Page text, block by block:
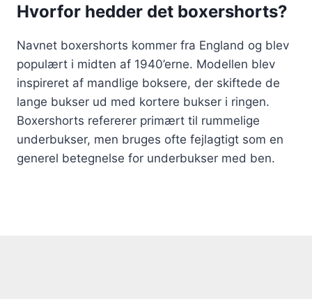
Hvorfor hedder det boxershorts?
Navnet boxershorts kommer fra England og blev
populært i midten af 1940’erne. Modellen blev
inspireret af mandlige boksere, der skiftede de
lange bukser ud med kortere bukser i ringen.
Boxershorts refererer primært til rummelige
underbukser, men bruges ofte fejlagtigt som en
generel betegnelse for underbukser med ben.